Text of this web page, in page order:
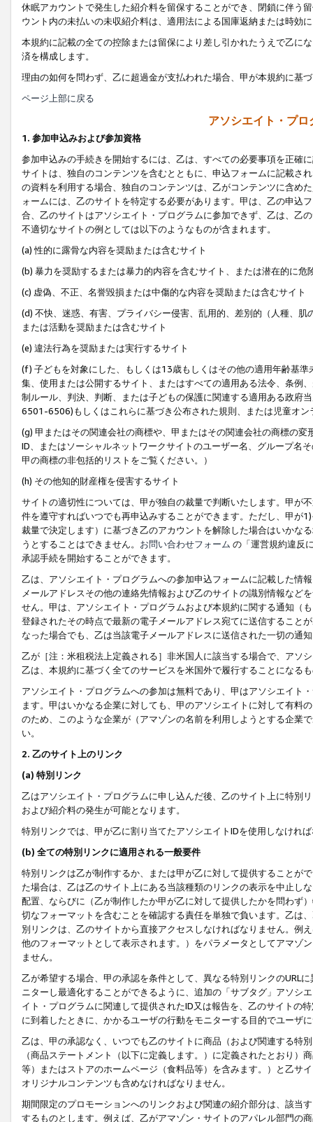
休眠アカウントで発生した紹介料を留保することができ、閉鎖に伴う
ウント内の未払いの未収紹介料は、適用法による国庫返納または時効
本規約に記載の全ての控除または留保により差し引かれたうえで乙に
済を構成します。
理由の如何を問わず、乙に超過金が支払われた場合、甲が本規約に基
ページ上部に戻る
アソシエイト・プ
1. 参加申込みおよび参加資格
参加申込みの手続きを開始するには、乙は、すべての必要事項を正確
サイトは、独自のコンテンツを含むとともに、申込フォームに記載さ
の資料を利用する場合、独自のコンテンツは、乙がコンテンツに含め
ォームには、乙のサイトを特定する必要があります。甲は、乙の申込
合、乙のサイトはアソシエイト・プログラムに参加できず、乙は、乙
不適切なサイトの例としては以下のようなものが含まれます。
(a) 性的に露骨な内容を奨励または含むサイト
(b) 暴力を奨励するまたは暴力的内容を含むサイト、または潜在的に
(c) 虚偽、不正、名誉毀損または中傷的な内容を奨励または含むサイト
(d) 不快、迷惑、有害、プライバシー侵害、乱用的、差別的（人種、
または活動を奨励または含むサイト
(e) 違法行為を奨励または実行するサイト
(f) 子どもを対象にした、もしくは13歳もしくはその他の適用年齢基
集、使用または公開するサイト、またはすべての適用ある法令、条例
制ルール、判決、判断、または子どもの保護に関連する適用ある政府
6501-6506)もしくはこれらに基づき公布された規則、または児童オン
(g) 甲またはその関連会社の商標や、甲またはその関連会社の商標の
ID、またはソーシャルネットワークサイトのユーザー名、グループ名
甲の商標の非包括的リストをご覧ください。）
(h) その他知的財産権を侵害するサイト
サイトの適切性については、甲が独自の裁量で判断いたします。甲が
件を遵守すればいつでも再申込みすることができます。ただし、甲が
裁量で決定します）に基づき乙のアカウントを解除した場合はいかな
うとすることはできません。 お問い合わせフォーム の「運営規約違反
承認手続を開始することができます。
乙は、アソシエイト・プログラムへの参加申込フォームに記載した情
メールアドレスその他の連絡先情報および乙のサイトの識別情報など
せん。甲は、アソシエイト・プログラムおよび本規約に関する通知（
登録されたその時点で最新の電子メールアドレス宛てに送信すること
なった場合でも、乙は当該電子メールアドレスに送信された一切の通
乙が［注：米租税法上定義される］非米国人に該当する場合で、アソ
乙は、本規約に基づく全てのサービスを米国外で履行することになる
アソシエイト・プログラムへの参加は無料であり、甲はアソシエイト
ます。甲はいかなる企業に対しても、甲のアソシエイトに対して有料
のため、このような企業が（アマゾンの名前を利用しようとする企業
い。
2. 乙のサイト上のリンク
(a) 特別リンク
乙はアソシエイト・プログラムに申し込んだ後、乙のサイト上に特別
および紹介料の発生が可能となります。
特別リンクでは、甲が乙に割り当てたアソシエイトIDを使用しなけれ
(b) 全ての特別リンクに適用される一般要件
特別リンクは乙が制作するか、または甲が乙に対して提供することが
た場合は、乙は乙のサイト上にある当該種類のリンクの表示を中止し
配置、ならびに（乙が制作したか甲が乙に対して提供したかを問わず
切なフォーマットを含むことを確認する責任を単独で負います。乙は
別リンクは、乙のサイトから直接アクセスしなければなりません。例
他のフォーマットとして表示されます。）をパラメータとしてアマゾ
ません。
乙が希望する場合、甲の承認を条件として、異なる特別リンクのURL
ニターし最適化することができるように、追加の「サブタグ」アソシ
イト・プログラムに関連して提供されたID又は報告を、乙のサイトの
に到着したときに、かかるユーザの行動をモニターする目的でユーザ
乙は、甲の承認なく、いつでも乙のサイトに商品（および関連する特
（商品ステートメント（以下に定義します。）に定義されたとおり
等）またはストアのホームページ（食料品等）を含みます。）と乙サ
オリジナルコンテンツも含めなければなりません。
期間限定のプロモーションへのリンクおよび関連の紹介部分は、該当
するものとします。例えば、乙がアマゾン・サイトのアパレル部門の